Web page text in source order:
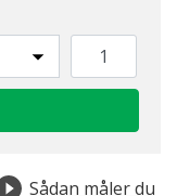
Sådan måler du